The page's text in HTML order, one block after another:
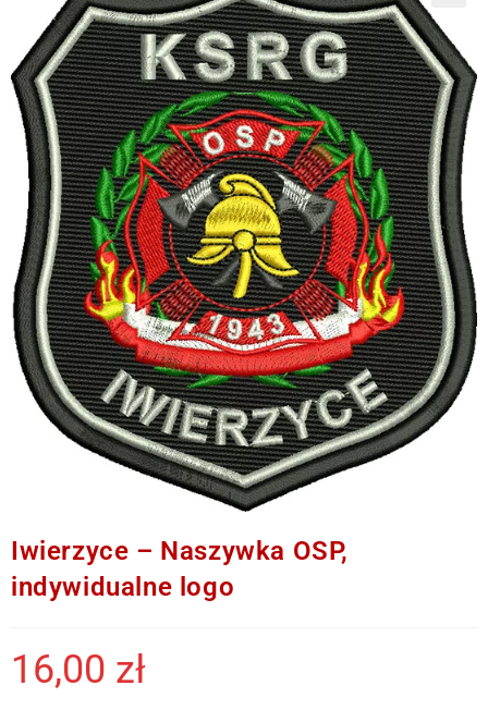
Iwierzyce – Naszywka OSP,
indywidualne logo
16,00 zł